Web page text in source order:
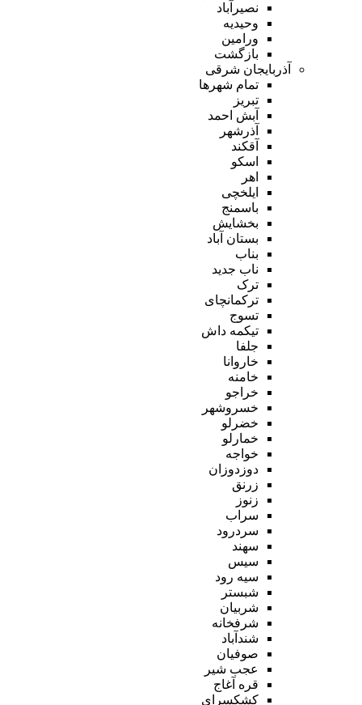
نصیرآباد
وحیدیه
ورامین
بازگشت
آذربایجان شرقی
تمام شهر‌ها
تبریز
آبش احمد
آذرشهر
آقکند
اسکو
اهر
ایلخچی
باسمنج
بخشایش
بستان آباد
بناب
ناب جدید
ترک
ترکمانچای
تسوج
تیکمه داش
جلفا
خاروانا
خامنه
خراجو
خسروشهر
خضرلو
خمارلو
خواجه
دوزدوزان
زرنق
زنوز
سراب
سردرود
سهند
سیس
سیه رود
شبستر
شربیان
شرفخانه
شندآباد
صوفیان
عجب شیر
قره آغاج
کشکسرای